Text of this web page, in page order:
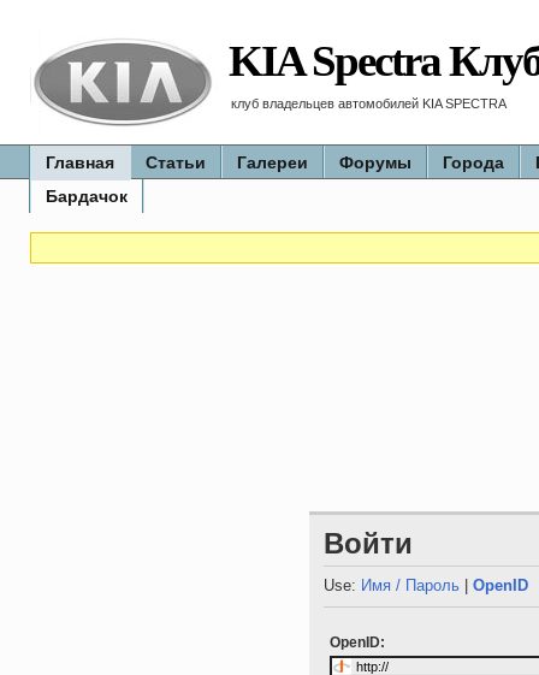
KIA Spectra
клуб владельцев автомобилей KIA SPECTRA
Главная Статьи Галереи Форумы Города
Бардачок
Войти
Use: Имя / Пароль |OpenID
OpenID: